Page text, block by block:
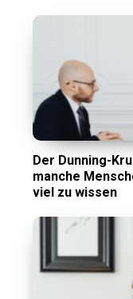
Der Dunning-
manche
viel zu wissen